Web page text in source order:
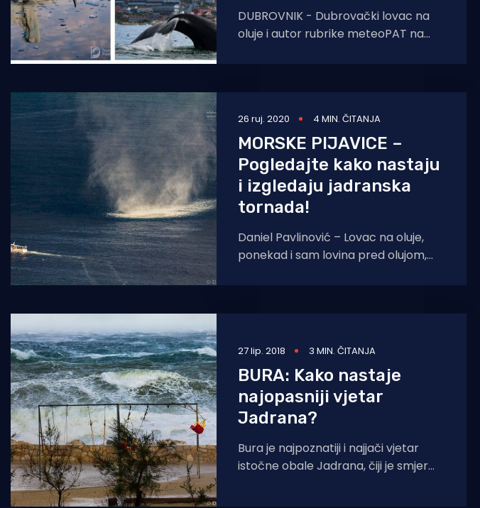
DUBROVNIK - Dubrovački lovac na
oluje i autor rubrike meteoPAT na
dva puta bio na
26 ruj. 2020 4 MIN. ČITANJA
MORSKE PIJAVICE –
Pogledajte kako nastaju
i izgledaju jadranska
tornada!
Daniel Pavlinović – Lovac na oluje,
ponekad i sam lovina pred olujom,
čeka zimu, a zimi
27 lip. 2018 3 MIN. ČITANJA
BURA: Kako nastaje
najopasniji vjetar
Jadrana?
Bura je najpoznatiji i najjači vjetar
istočne obale Jadrana, čiji je smjer